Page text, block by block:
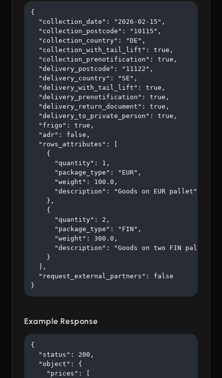
{
  "collection_date": "2026-02-15",
  "collection_postcode": "10115",
  "collection_country": "DE",
  "collection_with_tail_lift": true,
  "collection_prenotification": true,
  "delivery_postcode": "11122",
  "delivery_country": "SE",
  "delivery_with_tail_lift": true,
  "delivery_prenotification": true,
  "delivery_return_document": true,
  "delivery_to_private_person": true,
  "frigo": true,
  "adr": false,
  "rows_attributes": [
    {
      "quantity": 1,
      "package_type": "EUR",
      "weight": 100.0,
      "description": "Goods on EUR pallet"
    },
    {
      "quantity": 2,
      "package_type": "FIN",
      "weight": 300.0,
      "description": "Goods on two FIN pallets"
    }
  ],
  "request_external_partners": false
}
Example Response
{
  "status": 200,
  "object": {
    "prices": [